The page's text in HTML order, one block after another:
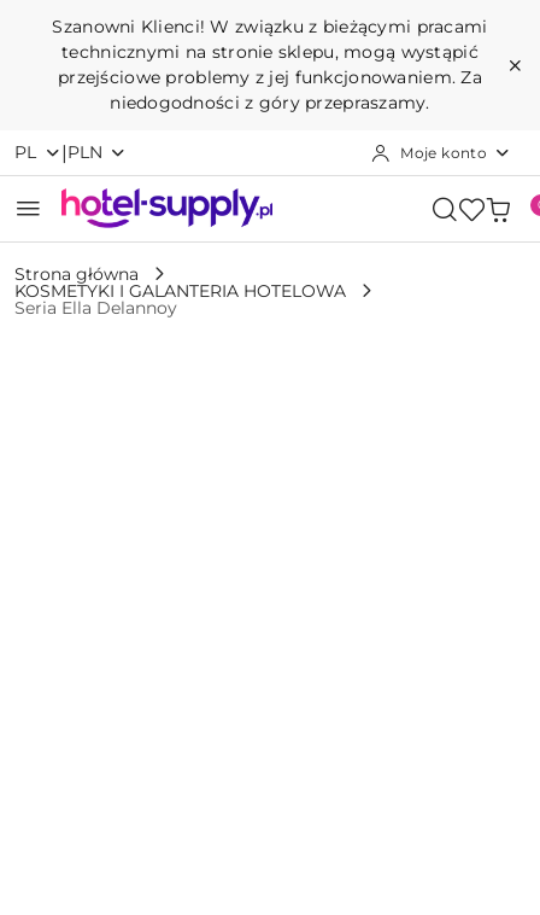
Przejdź do treści głównej
Przejdź do wyszukiwarki
Przejdź do moje konto
Przejdź do menu głównego
Przejdź do opisu produktu
Przejdź do stopki
Szanowni Klienci! W związku z bieżącymi pracami
technicznymi na stronie sklepu, mogą wystąpić
przejściowe problemy z jej funkcjonowaniem. Za
niedogodności z góry przepraszamy.
PL |PLN Moje konto
Strona główna
KOSMETYKI I GALANTERIA HOTELOWA
Seria Ella Delannoy